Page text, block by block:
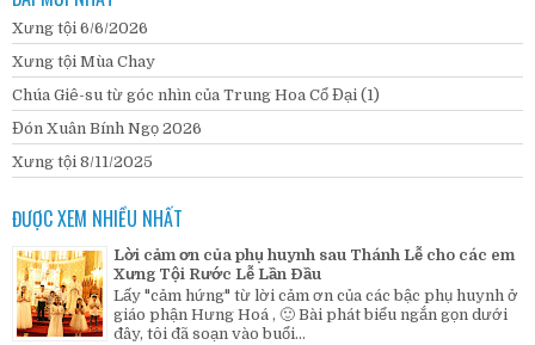
Xưng tội 6/6/2026
Xưng tội Mùa Chay
Chúa Giê-su từ góc nhìn của Trung Hoa Cổ Đại (1)
Đón Xuân Bính Ngọ 2026
Xưng tội 8/11/2025
ĐƯỢC XEM NHIỀU NHẤT
Lời cảm ơn của phụ huynh sau Thánh Lễ cho các em
Xưng Tội Rước Lễ Lần Đầu
Lấy "cảm hứng" từ lời cảm ơn của các bậc phụ huynh ở
giáo phận Hưng Hoá , 🙂 Bài phát biểu ngắn gọn dưới
đây, tôi đã soạn vào buổi...